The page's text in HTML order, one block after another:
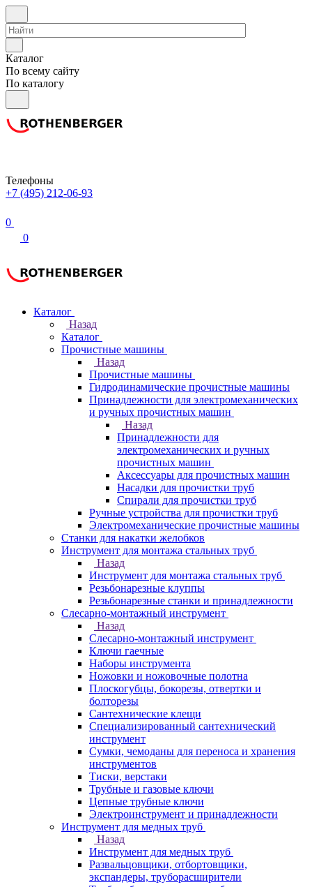
Каталог
По всему сайту
По каталогу
Телефоны
+7 (495) 212-06-93
0
0
Каталог
Назад
Каталог
Прочистные машины
Назад
Прочистные машины
Гидродинамические прочистные машины
Принадлежности для электромеханических
и ручных прочистных машин
Назад
Принадлежности для
электромеханических и ручных
прочистных машин
Аксессуары для прочистных машин
Насадки для прочистки труб
Спирали для прочистки труб
Ручные устройства для прочистки труб
Электромеханические прочистные машины
Станки для накатки желобков
Инструмент для монтажа стальных труб
Назад
Инструмент для монтажа стальных труб
Резьбонарезные клуппы
Резьбонарезные станки и принадлежности
Слесарно-монтажный инструмент
Назад
Слесарно-монтажный инструмент
Ключи гаечные
Наборы инструмента
Ножовки и ножовочные полотна
Плоскогубцы, бокорезы, отвертки и
болторезы
Сантехнические клещи
Специализированный сантехнический
инструмент
Сумки, чемоданы для переноса и хранения
инструментов
Тиски, верстаки
Трубные и газовые ключи
Цепные трубные ключи
Электроинструмент и принадлежности
Инструмент для медных труб
Назад
Инструмент для медных труб
Развальцовщики, отбортовщики,
экспандеры, труборасширители